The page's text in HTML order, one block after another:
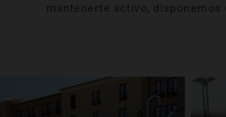
mantenerte activo, disponemos